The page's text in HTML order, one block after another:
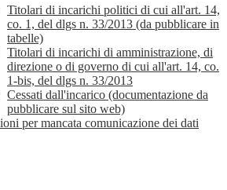
Titolari di incarichi politici di cui all'art. 14,
co. 1, del dlgs n. 33/2013 (da pubblicare in
tabelle)
Titolari di incarichi di amministrazione, di
direzione o di governo di cui all'art. 14, co.
1-bis, del dlgs n. 33/2013
Cessati dall'incarico (documentazione da
pubblicare sul sito web)
per mancata comunicazione dei dati